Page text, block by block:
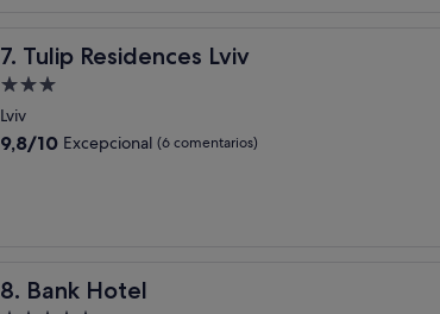
s
e
r
y
c
7. Tulip Residences Lviv
Tulip Residences Lviv
Alojamiento
de
3.0 estrellas
Lviv
9.8
9,8/10 Excepcional (6 comentarios)
8. Bank Hotel
Bank Hotel